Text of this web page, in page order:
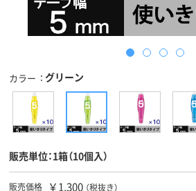
カラー グリーン
販売単位：1箱（10個入）
販売価格 ￥1,300 （税抜き）